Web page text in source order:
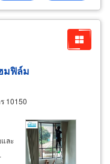
มฟิล์ม
10150
ละ